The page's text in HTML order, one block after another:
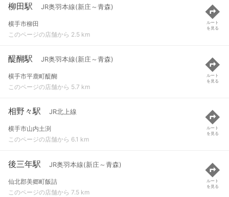
柳田駅 JR奥羽本線(新庄～青森)
横手市柳田
このページの店舗から 2.5 km
ルート
を見る
醍醐駅 JR奥羽本線(新庄～青森)
横手市平鹿町醍醐
このページの店舗から 5.7 km
ルート
を見る
相野々駅 JR北上線
横手市山内土渕
このページの店舗から 6.1 km
ルート
を見る
後三年駅 JR奥羽本線(新庄～青森)
仙北郡美郷町飯詰
このページの店舗から 7.5 km
ルート
を見る